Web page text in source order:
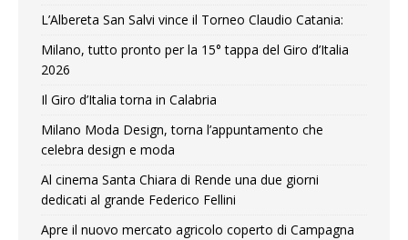
L’Albereta San Salvi vince il Torneo Claudio Catania:
Milano, tutto pronto per la 15° tappa del Giro d’Italia
2026
Il Giro d’Italia torna in Calabria
Milano Moda Design, torna l’appuntamento che
celebra design e moda
Al cinema Santa Chiara di Rende una due giorni
dedicati al grande Federico Fellini
Apre il nuovo mercato agricolo coperto di Campagna